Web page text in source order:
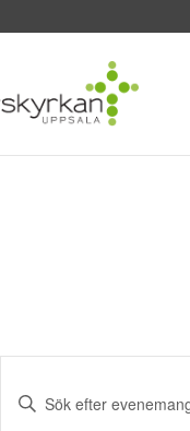
Evenemang
Search
Ange
nyckelord.